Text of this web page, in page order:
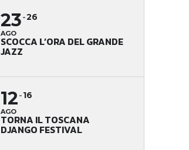
23
AGO
26
SCOCCA L’ORA DEL GRANDE
JAZZ
12
AGO
16
TORNA IL TOSCANA
DJANGO FESTIVAL